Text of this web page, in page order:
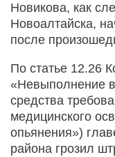
Новикова, как
Новоалтайска,
после
По статье 12.26
«Невыполнение
средства
медицинского
опьянения»)
района грозил